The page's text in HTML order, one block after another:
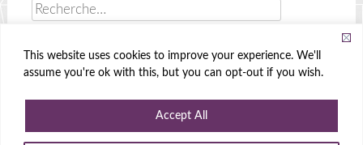
This website uses cookies to improve your experience. We'll
assume you're ok with this, but you can opt-out if you wish.
Accept All
Rechercher :
Celia Hodent|Cerveau, UX et jeux !
ThemeRadiate